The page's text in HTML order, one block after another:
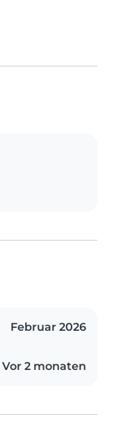
Februar 2026
Vor 2 monaten